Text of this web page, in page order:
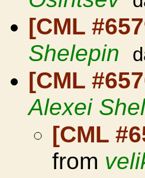
[CML
Shelepin
[CML
Alexei
[CML
from